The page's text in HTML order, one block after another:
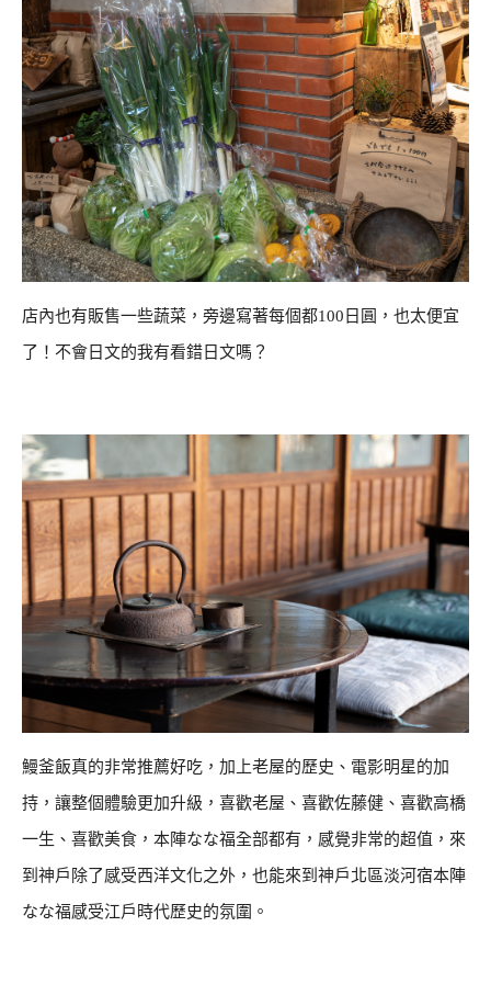
店內也有販售一些蔬菜，旁邊寫著每個都100日圓，也太便宜
了！不會日文的我有看錯日文嗎？
鰻釜飯真的非常推薦好吃，加上老屋的歷史、電影明星的加
持，讓整個體驗更加升級，喜歡老屋、喜歡佐藤健、喜歡高橋
一生、喜歡美食，本陣なな福全部都有，感覺非常的超值，來
到神戶除了感受西洋文化之外，也能來到神戶北區淡河宿本陣
なな福感受江戶時代歷史的氛圍。